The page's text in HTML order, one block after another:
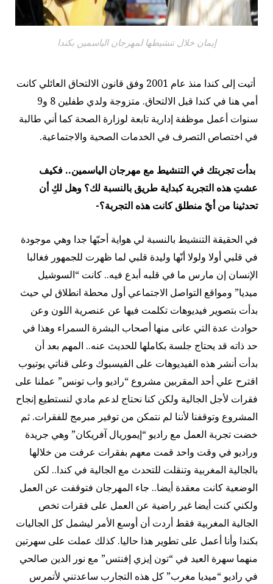
إيمان خلال تنشيطها لمهرجان الياسمين بكندا
أتيت إلى كندا منذ عام 2001 وفق قانون الالتحاق العائلي كانت
أمي هنا في كندا قبل الالتحاق. متزوجة ولدي طفلين 8 و9
سنوات أعمل موظفة إدارية تابعة لوزارة الصحة كما أني طالبة
في اختصاص التصرف في الخدمات الصحية والاجتماعية.
بدأت تجربتك في التنشيط مع مهرجان الياسمين.. فكيف
عشتِ هذه التجربة كبداية طريق بالنسبة لك؟ وهل لكِ أن
تحدثينا من أيّ منطلق كانت هذه التجربة؟-
في الحقيقة التنشيط بالنسبة لي هواية أحبّها جدا وهي موجودة
في قلبي أولا ولولا أنّها وليدة قلبي لما ظهرت للجمهور فغالبا
الإنسان إن مارس ما في قلبه أبدع فيه.. كانت “السوشيل
ميديا” ومواقع التواصل الاجتماعي أول محطة انطلاق لي حيث
بدأت بتصوير فيديوهات تكلمت فيها عن عنصرية اللون وعن
حوادث عدة التي عانى منها أصحاب البشرة السمراء وهذا في
حد ذاته قد يحتاج جلسة بكاملها للحديث عنه.. المهم بعد أن
بدأت أنشر هذه الفيديوهات على الفيسبوك وعلى قناتي يوتيوب
اقترح علي أحد المقربين مشروع “راديو واب تونس” عملنا على
فقرات لأجل الجالية ولكن كنا نحتاج لدعم مادي لنستطيع إنجاح
المشروع وتوقفنا لأننا لم نتمكن من توفير مبرمج للفقرات. ثم
خضت تجربة العمل مع راديو “إيموريال آفريكان” وهي جريدة
وراديو في وقت واحد قمت معهم بفقرات عرفت من خلالها
بالجالية المغربية وتنقلت للتحدث مع الجالية في كندا.. لكن
الوضعية كانت معقدة أيضا.. جاء المهرجان فتوقفت عن العمل
ولكني كنت أيضا غير راضية عن العمل على فقرات تخص
الجالية المغربية فقط أردت أن أوسع الأمر ليشمل كل الجاليات
بكندا وأنا أعمل على تطوير هذا حاليا. كذلك عملت على سهرتين
منهما سهرة العيد في “تون إيزي إفنتس” مع نور الدين صالحي
في راديو “ميديا مغرب” كل هذه التجارب ساعدتني لأتمرس